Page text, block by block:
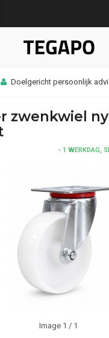
Doelgericht persoonlijk
zwenkwiel
- 1 WERKDAG,
Image 1 / 1